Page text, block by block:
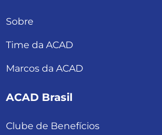
Sobre
Time da ACAD
Marcos da ACAD
ACAD Brasil
Clube de Benefícios